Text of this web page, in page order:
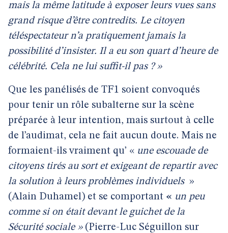
mais la même latitude à exposer leurs vues sans
grand risque d’être contredits. Le citoyen
téléspectateur n’a pratiquement jamais la
possibilité d’insister. Il a eu son quart d’heure de
célébrité. Cela ne lui suffit-il pas ? »
Que les panélisés de TF1 soient convoqués
pour tenir un rôle subalterne sur la scène
préparée à leur intention, mais surtout à celle
de l’audimat, cela ne fait aucun doute. Mais ne
formaient-ils vraiment qu’ « une escouade de
citoyens tirés au sort et exigeant de repartir avec
la solution à leurs problèmes individuels »
(Alain Duhamel) et se comportant « un peu
comme si on était devant le guichet de la
Sécurité sociale » (Pierre-Luc Séguillon sur